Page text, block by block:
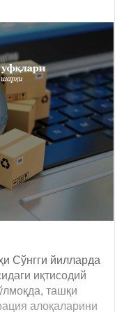
Сўнгги йилларда
иқтисодий
ташқи
алоқаларини